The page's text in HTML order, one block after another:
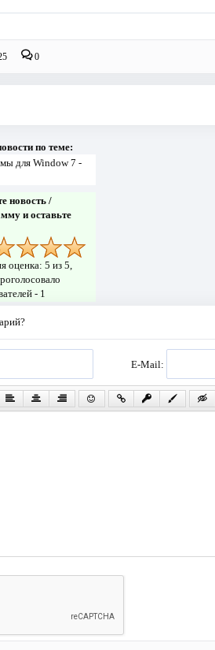
0
по теме:
для Window 7 -
новость /
и оставьте
оценка: 5 из 5,
- 1
E-Mail: